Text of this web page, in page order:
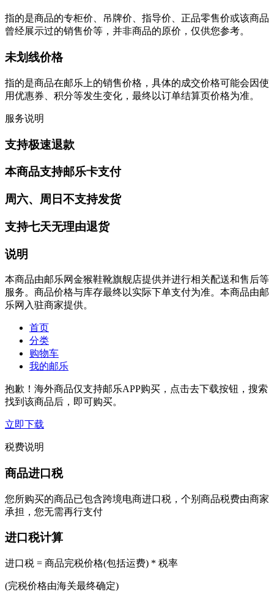
指的是商品的专柜价、吊牌价、指导价、正品零售价或该商品
曾经展示过的销售价等，并非商品的原价，仅供您参考。
未划线价格
指的是商品在邮乐上的销售价格，具体的成交价格可能会因使
用优惠券、积分等发生变化，最终以订单结算页价格为准。
服务说明
支持极速退款
本商品支持邮乐卡支付
周六、周日不支持发货
支持七天无理由退货
说明
本商品由邮乐网金猴鞋靴旗舰店提供并进行相关配送和售后等
服务。商品价格与库存最终以实际下单支付为准。本商品由邮
乐网入驻商家提供。
首页
分类
购物车
我的邮乐
抱歉！海外商品仅支持邮乐APP购买，点击去下载按钮，搜索
找到该商品后，即可购买。
立即下载
税费说明
商品进口税
您所购买的商品已包含跨境电商进口税，个别商品税费由商家
承担，您无需再行支付
进口税计算
进口税 = 商品完税价格(包括运费) * 税率
(完税价格由海关最终确定)